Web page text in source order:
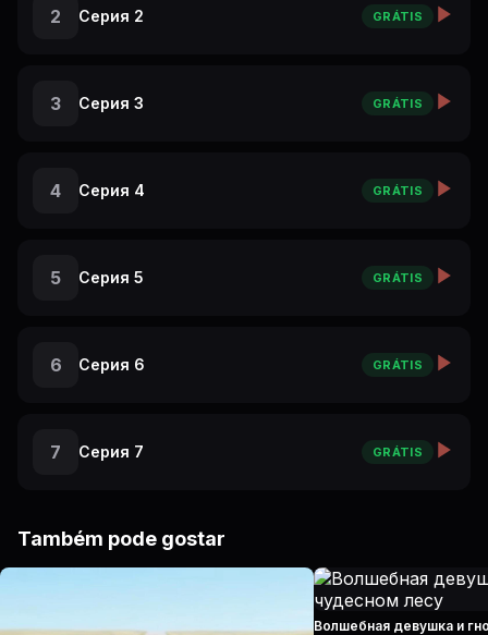
2 Серия 2 GRÁTIS
3 Серия 3 GRÁTIS
4 Серия 4 GRÁTIS
5 Серия 5 GRÁTIS
6 Серия 6 GRÁTIS
7 Серия 7 GRÁTIS
Também pode gostar
Волшебная девушка и